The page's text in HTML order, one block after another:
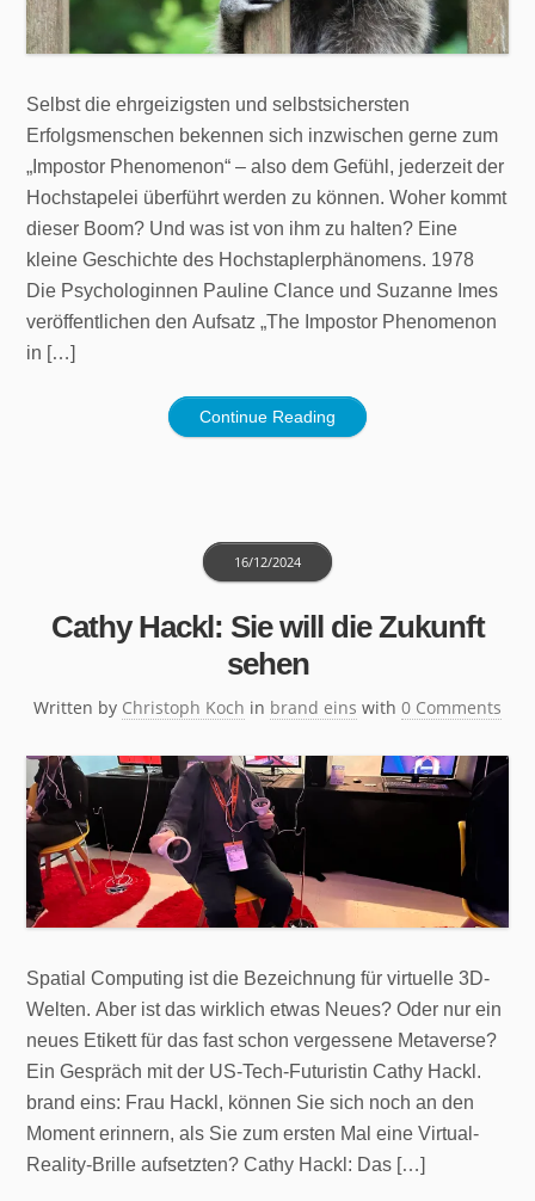
Selbst die ehrgeizigsten und selbstsichersten
Erfolgsmenschen bekennen sich inzwischen gerne zum
„Impostor Phenomenon“ – also dem Gefühl, jederzeit der
Hochstapelei überführt werden zu können. Woher kommt
dieser Boom? Und was ist von ihm zu halten? Eine
kleine Geschichte des Hochstaplerphänomens. 1978
Die Psychologinnen Pauline Clance und Suzanne Imes
veröffentlichen den Aufsatz „The Impostor Phenomenon
in […]
Continue Reading
Cathy Hackl: Sie will die Zukunft
sehen
Written by Christoph Koch
16/12/2024
in brand eins with 0 Comments
Spatial Computing ist die Bezeichnung für virtuelle 3D-
Welten. Aber ist das wirklich etwas Neues? Oder nur ein
neues Etikett für das fast schon vergessene Metaverse?
Ein Gespräch mit der US-Tech-Futuristin Cathy Hackl.
brand eins: Frau Hackl, können Sie sich noch an den
Moment erinnern, als Sie zum ersten Mal eine Virtual-
Reality-Brille aufsetzten? Cathy Hackl: Das […]